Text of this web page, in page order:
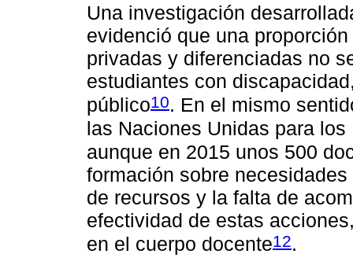
Una investigación
evidenció que una
privadas y diferenciadas no
estudiantes con
público10. En el mismo
las Naciones Unidas para
aunque en 2015 unos 500
formación sobre
de recursos y la falta de
efectividad de estas
en el cuerpo docente12.